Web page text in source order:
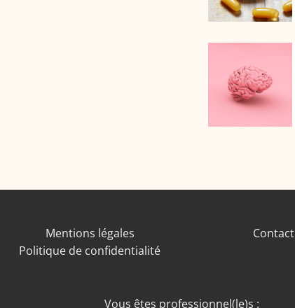
Mentions légales
Politique de confidentialité
Contact
Vous êtes professionnel(le)s :